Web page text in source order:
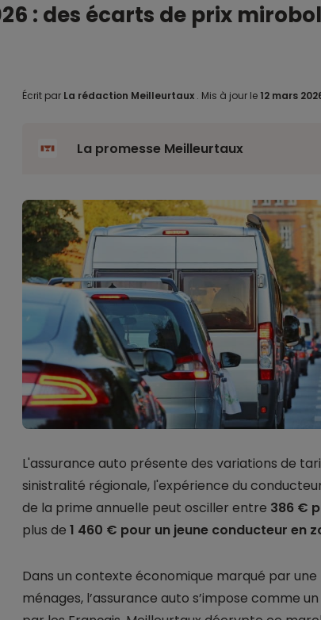
: des écarts de prix
Écrit par La rédaction Meilleurtaux . Mis à jour le 12 mars
La promesse Meilleurtaux
L'assurance auto présente des variations de
sinistralité régionale, l'expérience du
de la prime annuelle peut osciller entre 386 €
plus de 1 460 € pour un jeune conducteur en
Dans un contexte économique marqué par
ménages, l’assurance auto s’impose comme